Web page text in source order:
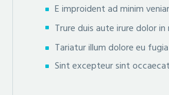
E improident ad minim
Trure duis aute irure dolor in
Tariatur illum dolore eu
Sint excepteur sint